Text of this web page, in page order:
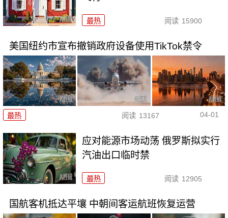
最热 阅读 15900
美国纽约市宣布撤销政府设备使用TikTok禁令
最热 阅读 13167 04-01
应对能源市场动荡 俄罗斯拟实行
汽油出口临时禁
最热 阅读 12905
国航客机抵达平壤 中朝间客运航班恢复运营